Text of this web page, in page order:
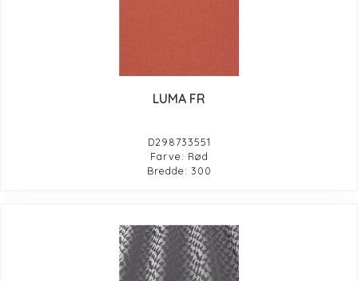
LUMA FR
D298733551
Farve: Rød
Bredde: 300